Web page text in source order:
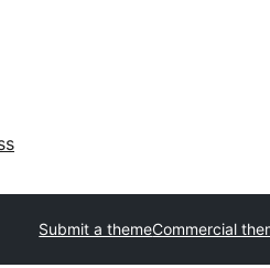
Submit a themeCommercial